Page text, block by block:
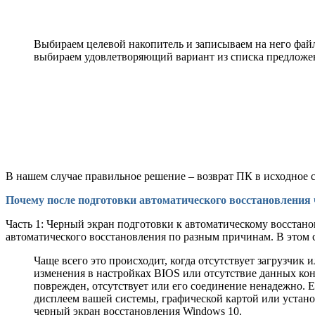
Выбираем целевой накопитель и записываем на него
выбираем удовлетворяющий вариант из списка
В нашем случае правильное решение – возврат ПК в
Почему после подготовки автоматического
Часть 1: Черный экран подготовки к автоматическому
автоматического восстановления по разным причинам. В этом
Чаще всего это происходит, когда отсутствует
изменения в настройках BIOS или отсутствие данных
поврежден, отсутствует или его соединение
дисплеем вашей системы, графической картой или
черный экран восстановления Windows 10.